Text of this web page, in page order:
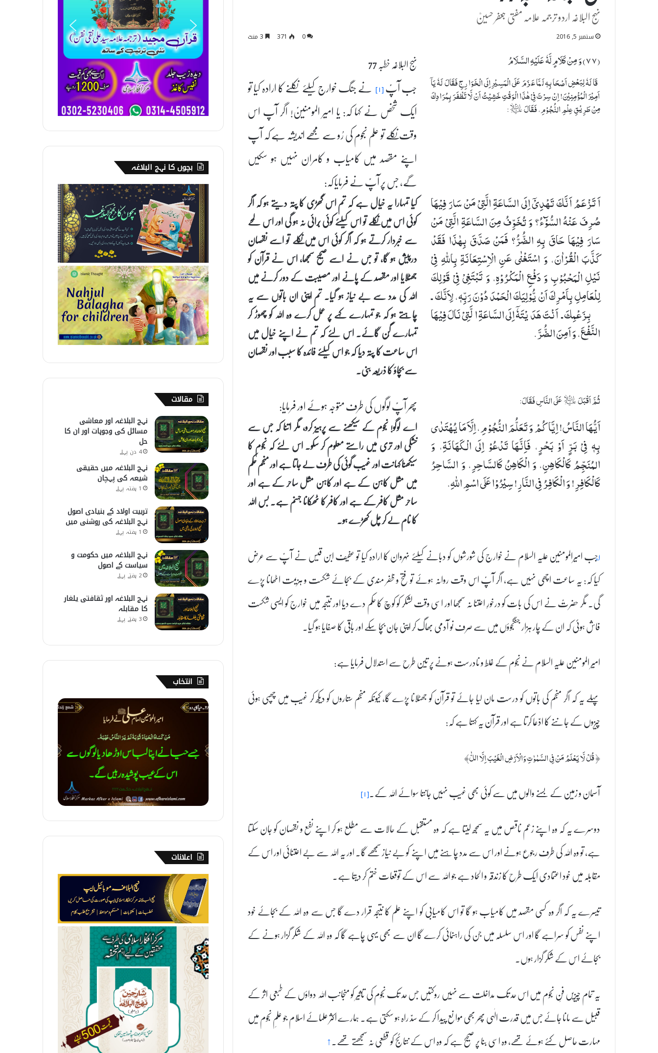
نہج البلاغہ اردو ترجمہ علامہ مفتی جعفر حسینؒ
ستمبر 5, 2016 0
371
(٧٧) وَ مِنْ كَلَامٍ لَّهٗ عَلَیْهِ السَّلَامُ نہج البلاغہ خطبہ 77
قَالَهٗ لِبَعْضِ اَصْحَابِهٖ لَمَّا عَزَمَ عَلَى الْمَسِيْرِ اِلَى الْخَوَارِجِ فَقَالَ لَهٗ يَاۤ
اَمِيْرَ الْمُؤْمِنِيْنَ! اِنْ سِرْتَ فِیْ هٰذَا الْوَقْتِ خَشِيْتُ اَنْ لَّا تَظْفَرَ بِمُرَادِكَ
مِنْ طَرِيْقِ عِلْمِ النُّجُوْمِ، فَقَالَ ؑ:
جب آپؑ[۱]
نے جنگ خوارج کیلئے نکلنے کا ارادہ کیا تو
ایک شخص نے کہا کہ: یا امیر المومنینؑ! اگر آپ اس
وقت نکلے تو علم نجوم کی رُو سے مجھے اندیشہ ہے کہ آپ
اپنے مقصد میں کامیاب و کامران نہیں ہو سکیں
گے، جس پر آپؑ نے فرمایا کہ:
اَ تَزْعَمُ اَنَّكَ تَهْدِیْۤ اِلَی السَّاعَةِ الَّتِیْ مَنْ سَارَ فِیْهَا
صُرِفَ عَنْهُ السُّوْٓءُ؟ وَ تُخَوِّفُ مِنَ السَّاعَةِ الَّتِیْ مَنْ
سَارَ فِیْهَا حَاقَ بِهِ الضُّرُّ؟ فَمَنْ صَدَّقَ بِهٰذَا فَقَدْ
كَذَّبَ الْقُرْاٰنَ، وَ اسْتَغْنٰی عَنِ الْاِسْتِعَانَةِ بِاللهِ فِیْ
نَیْلِ الْمَحْبُوْبِ وَ دَفْعِ الْمَكْرُوْهِ، وَ تَبْتَغِیْ فِیْ قَوْلِكَ
لِلْعَامِلِ بِاَمْرِكَ اَنْ یُّوْلِیَكَ الْحَمْدَ دُوْنَ رَبِّهٖ، لِاَنَّكَ ـ
بِزَعْمِكَ ـ اَنْتَ هَدَیْتَهٗۤ اِلَی السَّاعَةِ الَّتِیْ نَالَ فِیْهَا
النَّفْعَ، وَ اَمِنَ الضُّرَّ.
کیا تمہارا یہ خیال ہے کہ تم اس گھڑی کا پتہ دیتے ہو کہ اگر
کوئی اس میں نکلے تو اس کیلئے کوئی بُرائی نہ ہو گی اور اس لمحے
سے خبردار کرتے ہو کہ اگر کوئی اس میں نکلے تو اسے نقصان
درپیش ہو گا، تو جس نے اسے صحیح سمجھا، اس نے قرآن کو
جھٹلایا اور مقصد کے پانے اور مصیبت کے دور کرنے میں
اللہ کی مدد سے بے نیاز ہو گیا۔ تم اپنی ان باتوں سے یہ
چاہتے ہو کہ جو تمہارے کہے پر عمل کرے وہ اللہ کو چھوڑ کر
تمہارے گُن گائے۔ اس لئے کہ تم نے اپنے خیال میں
اس ساعت کا پتہ دیا کہ جو اس کیلئے فائدہ کا سبب اور نقصان
سے بچاؤ کا ذریعہ بنی۔
ثُمَّ اَقْبَلَ ؑ عَلَی النَّاسِ فَقَالَ: پھر آپؑ لوگوں کی طرف متوجہ ہوئے اور فرمایا:
اَیُّهَا النَّاسُ! اِیَّاكُمْ وَ تَعَلُّمَ النُّجُوْمِ، اِلَّاَ مَا یُهْتَدٰی
بِهٖ فِیْ بَرٍّ اَوْ بَحْرٍ، فَاِنَّهَا تَدْعُوْ اِلَی الْكَهَانَةِ، وَ
المُنَجِّمُ كَالْكَاهِنِ، وَ الْكَاهِنُ كَالسَّاحِرِ، وَ السَّاحِرُ
كَالْكَافِرِ! وَ الْكَافِرُ فِی النَّارِ! سِیْرُوْا عَلَی اسْمِ اللهِ.
اے لوگو! نجوم کے سیکھنے سے پرہیز کرو، مگر اتنا کہ جس سے
خشکی اور تری میں راستے معلوم کر سکو۔ اس لئے کہ نجوم کا
سیکھنا کہانت اور غیب گوئی کی طرف لے جاتا ہے اور منجم حکم
میں مثل کاہن کے ہے اور کاہن مثل ساحر کے ہے اور
ساحر مثل کافر کے ہے اور کافر کا ٹھکانا جہنم ہے۔ بس اللہ
کا نام لے کر چل کھڑے ہو۔
۱؂جب امیرالمومنین علیہ السلام نے خوارج کی شورشوں کو دبانے کیلئے نہروان کا ارادہ کیا تو عفیف ابن قیس نے آپؑ سے عرض
کیا کہ: یہ ساعت اچھی نہیں ہے، اگر آپؑ اس وقت روانہ ہوئے تو فتح و ظفر مندی کے بجائے شکست و ہزیمت اٹھانا پڑے
گی۔ مگر حضرتؑ نے اس کی بات کو درخورِ اعتنا نہ سمجھا اور اسی وقت لشکر کو کوچ کا حکم دے دیا اور نتیجہ میں خوارج کو ایسی شکست
فاش ہوئی کہ ان کے چار ہزار جنگجوؤں میں سے صرف نو آدمی بھاگ کر اپنی جان بچا سکے اور باقی کا صفایا ہو گیا۔
امیر المومنین علیہ السلام نے نجوم کے غلط و نادرست ہونے پر تین طرح سے استدلال فرمایا ہے:
پہلے یہ کہ اگر منجم کی باتوں کو درست مان لیا جائے تو قرآن کو جھٹلانا پڑے گا، کیونکہ منجم ستاروں کو دیکھ کر غیب میں چھپی ہوئی
چیزوں کے جاننے کا ادّعا کرتا ہے اور قرآن یہ کہتا ہے کہ:
﴿ قُلْ لَّا يَعْلَمُ مَنْ فِى السَّمٰوٰتِ وَالْاَرْضِ الْغَيْبَ اِلَّا اللّٰ﴾
آسمان و زمین کے بسنے والوں میں سے کوئی بھی غیب نہیں جانتا سوائے اللہ کے۔[۱]
دوسرے یہ کہ وہ اپنے زعم ناقص میں یہ سمجھ لیتا ہے کہ وہ مستقبل کے حالات سے مطلع ہو کر اپنے نفع و نقصان کو جان سکتا
ہے، تو وہ اللہ کی طرف رجوع ہونے اور اس سے مدد چاہنے میں اپنے کو بے نیاز سمجھے گا۔ اور یہ اللہ سے بے اعتنائی اور اس کے
مقابلہ میں خود اعتمادی ایک طرح کا زندقہ و الحاد ہے جو اللہ سے اس کے توقعات ختم کر دیتا ہے۔
تیسرے یہ کہ اگر وہ کسی مقصد میں کامیاب ہو گا تو اس کامیابی کو اپنے علم کا نتیجہ قرار دے گا جس سے وہ اللہ کے بجائے خود
اپنے نفس کو سراہے گا اور اس سلسلہ میں جن کی راہنمائی کرے گا ان سے بھی یہی چاہے گا کہ وہ اللہ کے شکر گزار ہونے کے
بجائے اس کے شکر گزار ہوں۔
یہ تمام چیزیں فنِ نجوم میں اس حد تک مداخلت سے نہیں روکتیں جس حد تک نجوم کی تاثیر کو منجانب اللہ دواؤں کے طبعی اثر کے
قبیل سے مانا جائے جس میں قدرت الٰہی پھر بھی موانع پیدا کر کے سدّ راہ ہو سکتی ہے۔ ہمارے اکثر علمائے اسلام جو علمِ نجوم میں
مہارت حاصل کئے ہوئے تھے، وہ اسی بنا پر صحیح ہے کہ وہ اس کے نتائج کو قطعی نہ سمجھتے تھے۔↑
بچوں کا نہج البلاغہ
مقالات
نہج البلاغہ اور معاشی
مسائل کی وجوہات اور ان کا
حل
4 دن پہلے
نہج البلاغہ میں حقیقی
شیعہ کی پہچان
1 ہفتہ پہلے
تربیت اولاد کے بنیادی اصول
نہج البلاغہ کی روشنی میں
1 ہفتہ پہلے
نہج البلاغہ میں حکومت و
سیاست کے اصول
2 ہفتے پہلے
نہج البلاغہ اور ثقافتی یلغار
کا مقابلہ
3 ہفتے پہلے
انتخاب
2
8
ح
ی
ر
اعلانات